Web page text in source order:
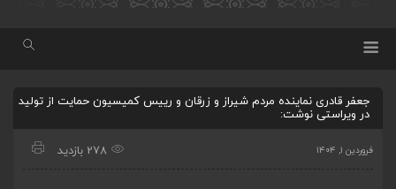
جعفر قادری نماینده مردم شیراز و زرقان و رییس کمیسیون حمایت از تولید
در ویراستی نوشت:
فروردین ۱, ۱۴۰۴ 278 بازدید